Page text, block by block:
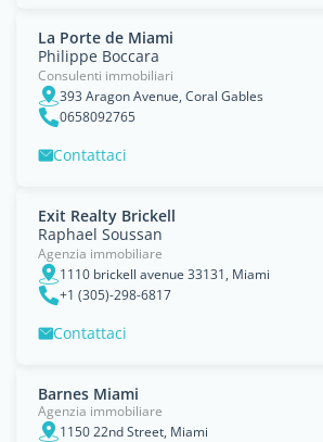
La Porte de Miami
Philippe Boccara
Consulenti immobiliari
393 Aragon Avenue, Coral Gables
0658092765
Contattaci
Exit Realty Brickell
Raphael Soussan
Agenzia immobiliare
1110 brickell avenue 33131, Miami
+1 (305)-298-6817
Contattaci
Barnes Miami
Agenzia immobiliare
1150 22nd Street, Miami